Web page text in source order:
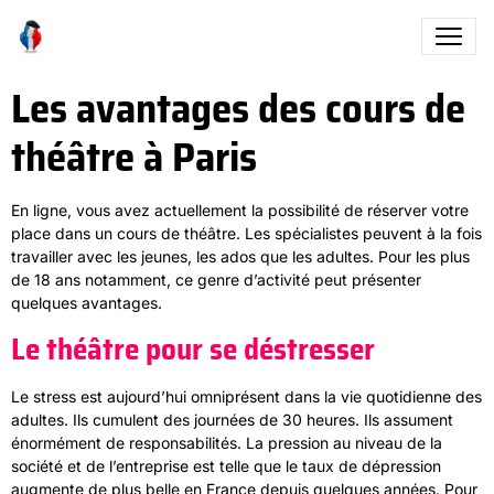
Les avantages des cours de
théâtre à Paris
En ligne, vous avez actuellement la possibilité de réserver votre
place dans un cours de théâtre. Les spécialistes peuvent à la fois
travailler avec les jeunes, les ados que les adultes. Pour les plus
de 18 ans notamment, ce genre d’activité peut présenter
quelques avantages.
Le théâtre pour se déstresser
Le stress est aujourd’hui omniprésent dans la vie quotidienne des
adultes. Ils cumulent des journées de 30 heures. Ils assument
énormément de responsabilités. La pression au niveau de la
société et de l’entreprise est telle que le taux de dépression
augmente de plus belle en France depuis quelques années. Pour